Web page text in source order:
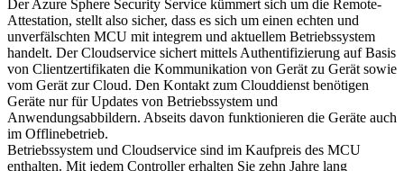
Der Azure Sphere Security Service kümmert sich um die Remote-
Attestation, stellt also sicher, dass es sich um einen echten und
unverfälschten MCU mit integrem und aktuellem Betriebssystem
handelt. Der Cloudservice sichert mittels Authentifizierung auf Basis
von Clientzertifikaten die Kommunikation von Gerät zu Gerät sowie
vom Gerät zur Cloud. Den Kontakt zum Clouddienst benötigen
Geräte nur für Updates von Betriebssystem und
Anwendungsabbildern. Abseits davon funktionieren die Geräte auch
im Offlinebetrieb.
Betriebssystem und Cloudservice sind im Kaufpreis des MCU
enthalten. Mit jedem Controller erhalten Sie zehn Jahre lang